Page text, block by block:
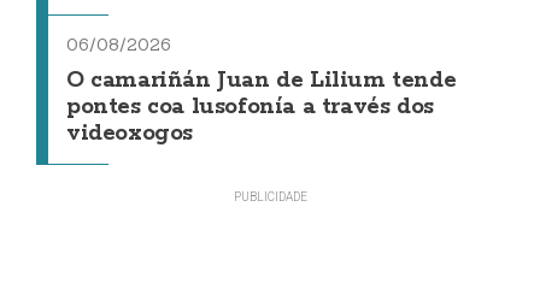
06/08/2026
O camariñán Juan de Lilium tende
pontes coa lusofonía a través dos
videoxogos